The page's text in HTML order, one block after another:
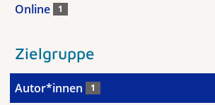
Online 1
Zielgruppe
Autor*innen 1